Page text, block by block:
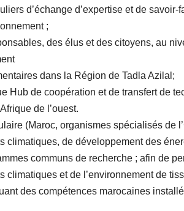
d’échange d’expertise et de
;
des élus et des citoyens, au
dans la Région de Tadla Azilal;
Hub de coopération et de transfert de
de l’ouest.
(Maroc, organismes spécialisés de
climatiques, de développement des
communs de recherche ; afin de
climatiques et de l’environnement de
des compétences marocaines